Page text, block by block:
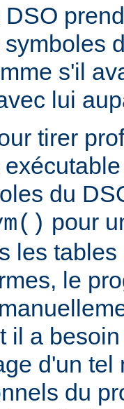
symboles
s'il
lui
tirer
du
pour
les
le
il a
d'un
du